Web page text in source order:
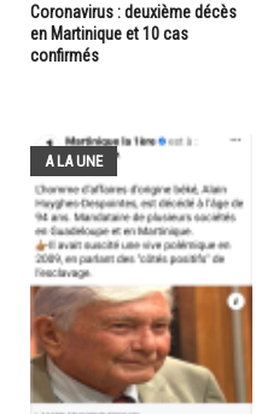
Coronavirus : deuxième décès
en Martinique et 10 cas
confirmés
A LA UNE